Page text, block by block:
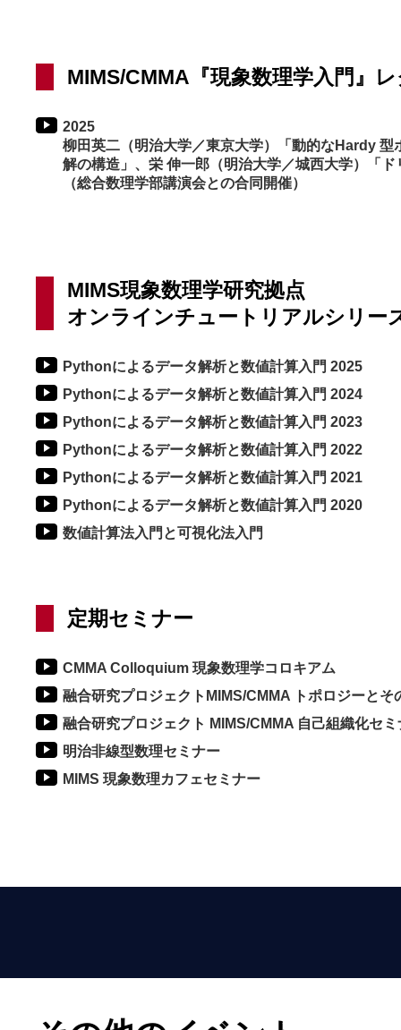
MIMS/CMMA『現象数理学入門』
2025
柳田英二（明治大学／東京大学）「動的なHardy 型
解の構造」、栄 伸一郎（明治大学／城西大学）「
（総合数理学部講演会との合同開催）
MIMS現象数理学研究拠点
オンラインチュートリアルシリー
Pythonによるデータ解析と数値計算入門 2025
Pythonによるデータ解析と数値計算入門 2024
Pythonによるデータ解析と数値計算入門 2023
Pythonによるデータ解析と数値計算入門 2022
Pythonによるデータ解析と数値計算入門 2021
Pythonによるデータ解析と数値計算入門 2020
数値計算法入門と可視化法入門
定期セミナー
CMMA Colloquium 現象数理学コロキアム
融合研究プロジェクトMIMS/CMMA トポロジーとそ
融合研究プロジェクト MIMS/CMMA 自己組織化セミ
明治非線型数理セミナー
MIMS 現象数理カフェセミナー